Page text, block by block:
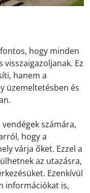
hogy minden
Ez
hanem a
üzemeltetésben és
számára,
hogy a
várja őket. Ezzel a
az utazásra,
Ezenkívül
információkat is,